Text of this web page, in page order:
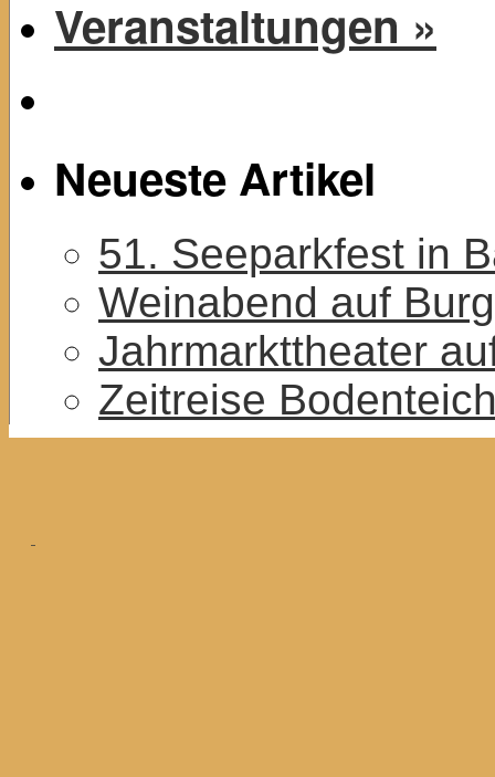
Veranstaltungen »
Neueste Artikel
51. Seeparkfest in
Weinabend auf
Jahrmarkttheater
Zeitreise